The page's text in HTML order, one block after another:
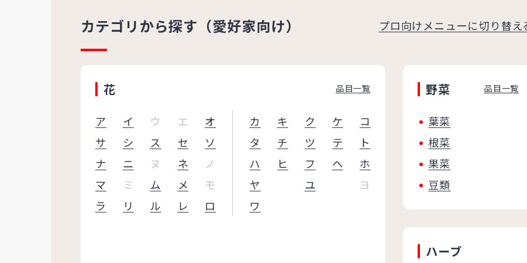
カテゴリから探す（愛好家向け） プロ向けメニューに切り替え
花 品目一覧
ア イ ウ エ オ カ キ ク ケ
コ
サ
シ ス セ ソ タ チ ツ テ
ト
ナ
ニ ヌ ネ ノ ハ ヒ フ ヘ
ホ
マ
ミ ム メ モ ヤ ユ
ヨ
ラ
リ ル レ ロ ワ
野菜 品目一覧
葉菜
根菜
果菜
豆類
ハーブ